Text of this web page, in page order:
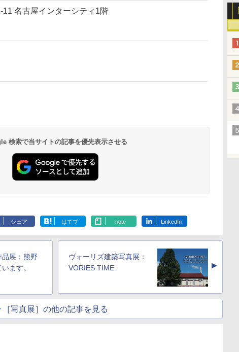
名古屋インターシティ1階
検索で当サイトの記事を優先表示させる
シェア はてブ note LinkedIn
品展：熊野
ます。
ヴォーリズ建築写真展：
VORIES TIME
▲
［写真展］の他の記事を見る